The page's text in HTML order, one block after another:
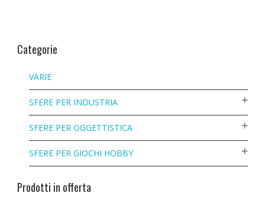
Categorie
VARIE
SFERE PER INDUSTRIA
SFERE PER OGGETTISTICA
SFERE PER GIOCHI HOBBY
Prodotti in offerta